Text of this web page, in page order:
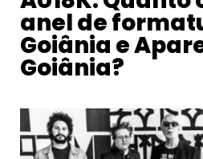
anel de
Goiânia e
Goiânia?